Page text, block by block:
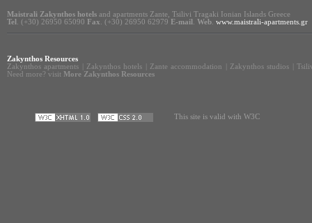
Maistrali Zakynthos hotels and apartments Zante, Tsilivi Tragaki Ionian Islands Greece
Tel . (+30) 26950 65090 Fax . (+30) 26950 62979 E-mail Web www.maistrali-apartments.gr
Zakynthos Resources
Zakynthos apartments
Zakynthos hotels Zante accommodation Zakynthos studios
Need more? visit More Zakynthos Resources
This site is valid with W3C